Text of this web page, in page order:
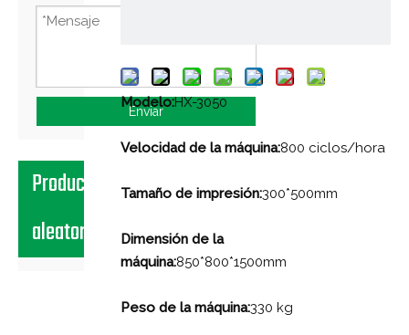
Enviar
Productos
aleatorios
Modelo:HX-3050
Velocidad de la máquina:800 ciclos/hora
Tamaño de impresión:300*500mm
Dimensión de la
máquina:850*800*1500mm
Peso de la máquina:330 kg